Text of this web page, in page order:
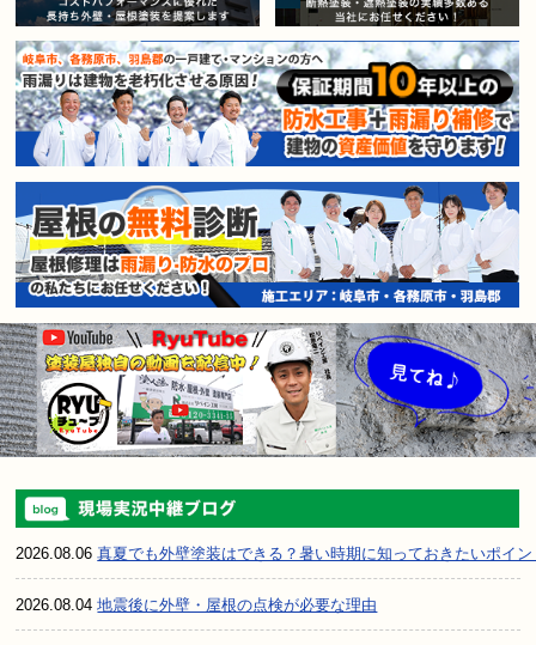
賃貸マンション・アパートオー
2026.08.06真夏でも外壁塗装はできる？暑い時期に知っておきたいポイン
2026.08.04地震後に外壁・屋根の点検が必要な理由